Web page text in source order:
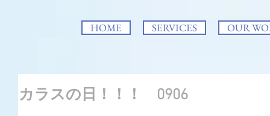
HOME SERVICES OUR
カラスの日！！！ 0906